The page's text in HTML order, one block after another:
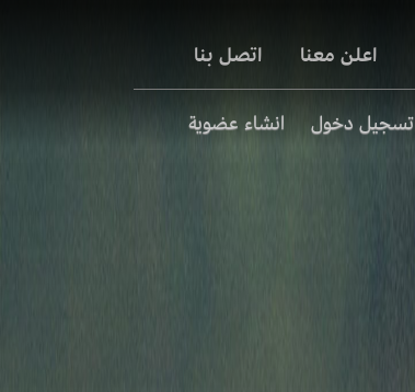
اعلن معنا اتصل بنا
تسجيل دخول انشاء عضوية